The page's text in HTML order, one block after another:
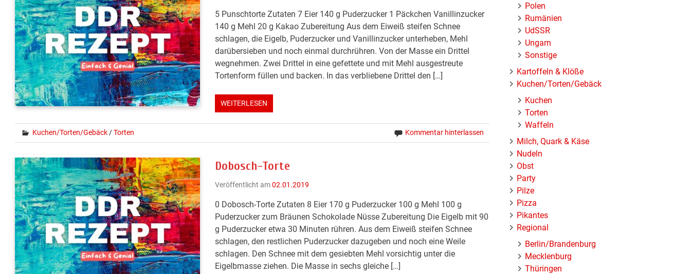
5 Punschtorte Zutaten 7 Eier 140 g Puderzucker 1 Päckchen Vanillinzucker
140 g Mehl 20 g Kakao Zubereitung Aus dem Eiweiß steifen Schnee
schlagen, die Eigelb, Puderzucker und Vanillinzucker unterheben, Mehl
darübersieben und noch einmal durchrühren. Von der Masse ein Drittel
wegnehmen. Zwei Drittel in eine gefettete und mit Mehl ausgestreute
Tortenform füllen und backen. In das verbliebene Drittel den […]
WEITERLESEN
Kuchen/Torten/Gebäck/Torten Kommentar hinterlassen
Dobosch-Torte
Veröffentlicht am02.01.2019
0 Dobosch-Torte Zutaten 8 Eier 170 g Puderzucker 100 g Mehl 100 g
Puderzucker zum Bräunen Schokolade Nüsse Zubereitung Die Eigelb mit 90
g Puderzucker etwa 30 Minuten rühren. Aus dem Eiweiß steifen Schnee
schlagen, den restlichen Puderzucker dazugeben und noch eine Weile
schlagen. Den Schnee mit dem gesiebten Mehl vorsichtig unter die
Eigelbmasse ziehen. Die Masse in sechs gleiche […]
Polen
Rumänien
UdSSR
Ungarn
Sonstige
Kartoffeln & Klöße
Kuchen/Torten/Gebäck
Kuchen
Torten
Waffeln
Milch, Quark & Käse
Nudeln
Obst
Party
Pilze
Pizza
Pikantes
Regional
Berlin/Brandenburg
Mecklenburg
Thüringen